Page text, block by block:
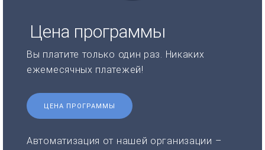
Цена программы
Вы платите только один раз. Никаких
ежемесячных платежей!
ЦЕНА ПРОГРАММЫ
Автоматизация от нашей организации –